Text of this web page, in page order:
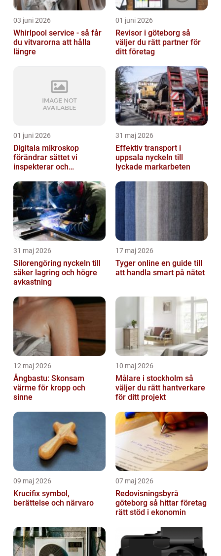
03 juni 2026
Whirlpool service - så får
du vitvarorna att hålla
längre
01 juni 2026
Revisor i göteborg så
väljer du rätt partner för
ditt företag
01 juni 2026
Digitala mikroskop
förändrar sättet vi
inspekterar och
31 maj 2026
Effektiv transport i
uppsala nyckeln till
lyckade markarbeten
31 maj 2026
Silorengöring nyckeln till
säker lagring och högre
avkastning
17 maj 2026
Tyger online en guide till
att handla smart på nätet
12 maj 2026
Ångbastu: Skonsam
värme för kropp och
sinne
10 maj 2026
Målare i stockholm så
väljer du rätt hantverkare
för ditt projekt
09 maj 2026
Krucifix symbol,
berättelse och närvaro
07 maj 2026
Redovisningsbyrå
göteborg så hittar företag
rätt stöd i ekonomin